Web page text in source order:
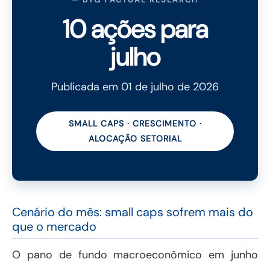
10 ações para
julho
Publicada em 01 de julho de 2026
SMALL CAPS · CRESCIMENTO ·
ALOCAÇÃO SETORIAL
Cenário do mês: small caps sofrem mais do
que o mercado
O pano de fundo macroeconômico em junho